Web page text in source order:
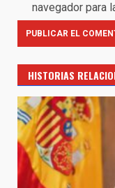
navegador para
HISTORIAS